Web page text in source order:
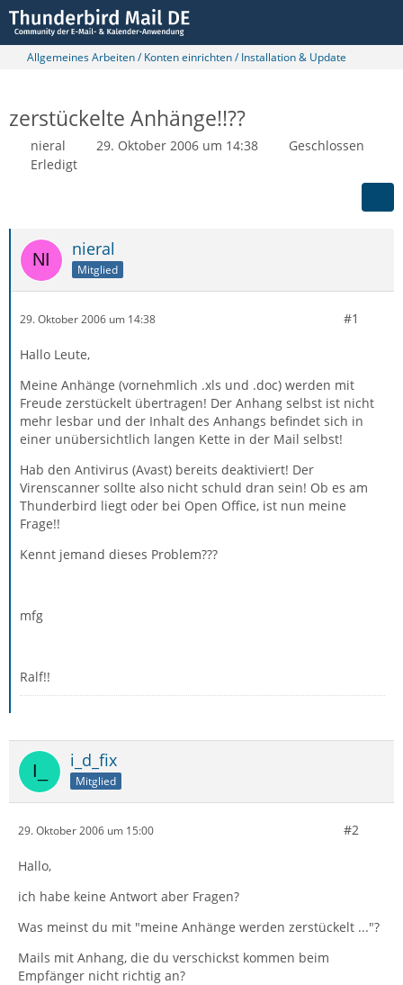
Allgemeines Arbeiten / Konten einrichten / Installation & Update
zerstückelte Anhänge!!??
nieral 29. Oktober 2006 um 14:38
Geschlossen
Erledigt
nieral
Mitglied
29. Oktober 2006 um 14:38 #1
Hallo Leute,
Meine Anhänge (vornehmlich .xls und .doc) werden mit
Freude zerstückelt übertragen! Der Anhang selbst ist nicht
mehr lesbar und der Inhalt des Anhangs befindet sich in
einer unübersichtlich langen Kette in der Mail selbst!
Hab den Antivirus (Avast) bereits deaktiviert! Der
Virenscanner sollte also nicht schuld dran sein! Ob es am
Thunderbird liegt oder bei Open Office, ist nun meine
Frage!!
Kennt jemand dieses Problem???
mfg
Ralf!!
i_d_fix
Mitglied
29. Oktober 2006 um 15:00 #2
Hallo,
ich habe keine Antwort aber Fragen?
Was meinst du mit "meine Anhänge werden zerstückelt ..."?
Mails mit Anhang, die du verschickst kommen beim
Empfänger nicht richtig an?